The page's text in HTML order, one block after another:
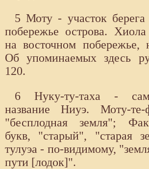
5 Моту - участок
побережье острова.
на восточном
Об упоминаемых здесь
120.
6 Нуку-ту-таха -
название Ниуэ. Моту-
"бесплодная земля";
букв, "старый", "старая
тулуэа - по-видимому,
пути [лодок]".